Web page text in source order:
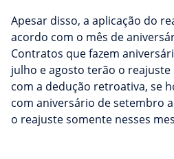
Apesar disso, a aplicação do
acordo com o mês de
Contratos que fazem
julho e agosto terão o reajuste
com a dedução retroativa, se
com aniversário de setembro
o reajuste somente nesses